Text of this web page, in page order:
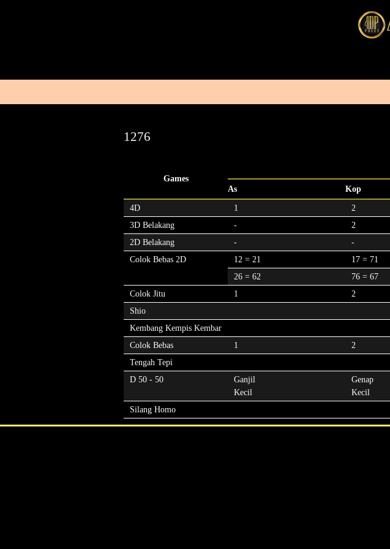
1276
Games
As Kop
4D 1 2
3D Belakang
- 2
2D Belakang
- -
Colok Bebas 2D
12 = 21 17 = 71
26 = 62
76 = 67
Colok Jitu
1 2
Shio
Kembang Kempis Kembar
Colok Bebas
1 2
Tengah Tepi
D 50 - 50
Ganjil
Kecil
Genap
Kecil
Silang Homo